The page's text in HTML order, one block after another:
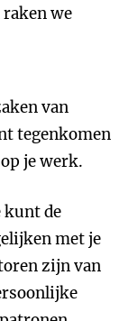
raken we
van
tegenkomen
je werk.
kunt de
met je
zijn van